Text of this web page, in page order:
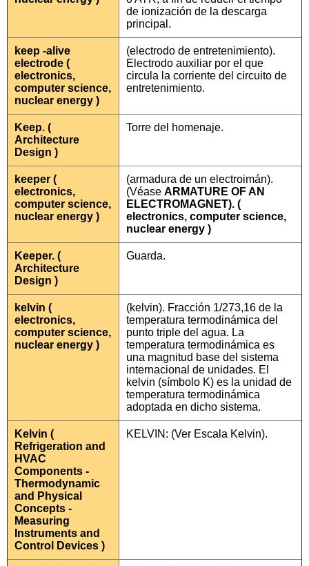
de ionización de la descarga
principal.
keep -alive
electrode (
electronics,
computer science,
nuclear energy )
(electrodo de entretenimiento).
Electrodo auxiliar por el que
circula la corriente del circuito de
entretenimiento.
Keep. (
Architecture
Design )
Torre del homenaje.
keeper (
electronics,
computer science,
nuclear energy )
(armadura de un electroimán).
(Véase ARMATURE OF AN
ELECTROMAGNET). (
electronics, computer science,
nuclear energy )
Keeper. (
Architecture
Design )
Guarda.
kelvin (
electronics,
computer science,
nuclear energy )
(kelvin). Fracción 1/273,16 de la
temperatura termodinámica del
punto triple del agua. La
temperatura termodinámica es
una magnitud base del sistema
internacional de unidades. El
kelvin (símbolo K) es la unidad de
temperatura termodinámica
adoptada en dicho sistema.
Kelvin (
Refrigeration and
HVAC
Components -
Thermodynamic
and Physical
Concepts -
Measuring
Instruments and
Control Devices )
KELVIN: (Ver Escala Kelvin).